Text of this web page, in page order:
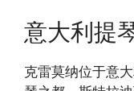
意大利提
克雷莫纳位于意